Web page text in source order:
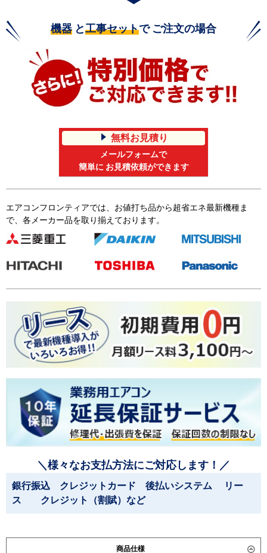
機器 と工事セットで ご注文の場合
無料お見積り
メールフォームで
簡単に お見積依頼ができます
エアコンフロンティアでは、お値打ち品から超省エネ最新機種ま
で、各メーカー品を取り揃えております。
＼様々なお支払方法にご対応します！／
銀行振込 クレジットカード 後払いシステム リー
ス クレジット（割賦）など
商品仕様